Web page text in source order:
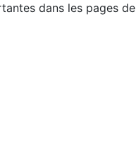
dans les pages de